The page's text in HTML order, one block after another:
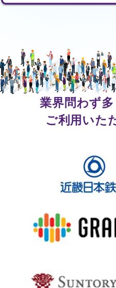
業界問わず
ご利用いた